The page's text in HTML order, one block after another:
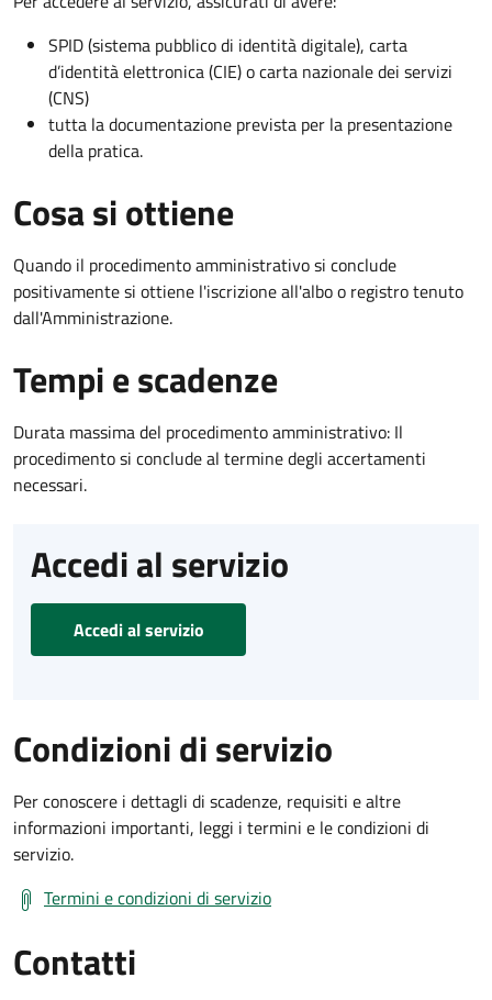
SPID (sistema pubblico di identità digitale), carta
d’identità elettronica (CIE) o carta nazionale dei servizi
(CNS)
tutta la documentazione prevista per la presentazione
della pratica.
Cosa si ottiene
Quando il procedimento amministrativo si conclude
positivamente si ottiene l'iscrizione all'albo o registro tenuto
dall'Amministrazione.
Tempi e scadenze
Durata massima del procedimento amministrativo: Il
procedimento si conclude al termine degli accertamenti
necessari.
Accedi al servizio
Accedi al servizio
Condizioni di servizio
Per conoscere i dettagli di scadenze, requisiti e altre
informazioni importanti, leggi i termini e le condizioni di
servizio.
Termini e condizioni di servizio
Contatti